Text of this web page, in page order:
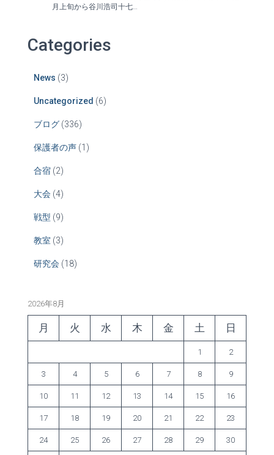
月上旬から谷川浩司十七…
Categories
News (3)
Uncategorized (6)
ブログ (336)
保護者の声 (1)
合宿 (2)
大会 (4)
戦型 (9)
教室 (3)
研究会 (18)
2026年8月
月 火 水 木 金 土 日
1 2
3 4 5 6 7 8 9
10 11 12 13 14 15 16
17 18 19 20 21 22 23
24 25 26 27 28 29 30